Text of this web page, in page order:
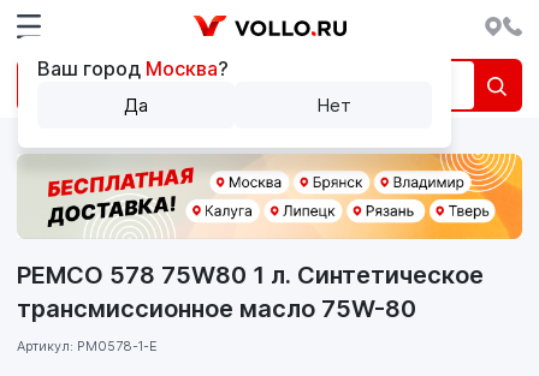
PEMCO 578 75W80 1 л. Синтетическое
трансмиссионное масло 75W-80
Артикул: PM0578-1-E
Ваш город Москва?
Да Нет